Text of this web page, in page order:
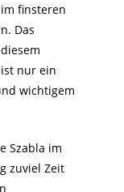
finsteren
Das
nur ein
wichtigem
Szabla im
zuviel Zeit